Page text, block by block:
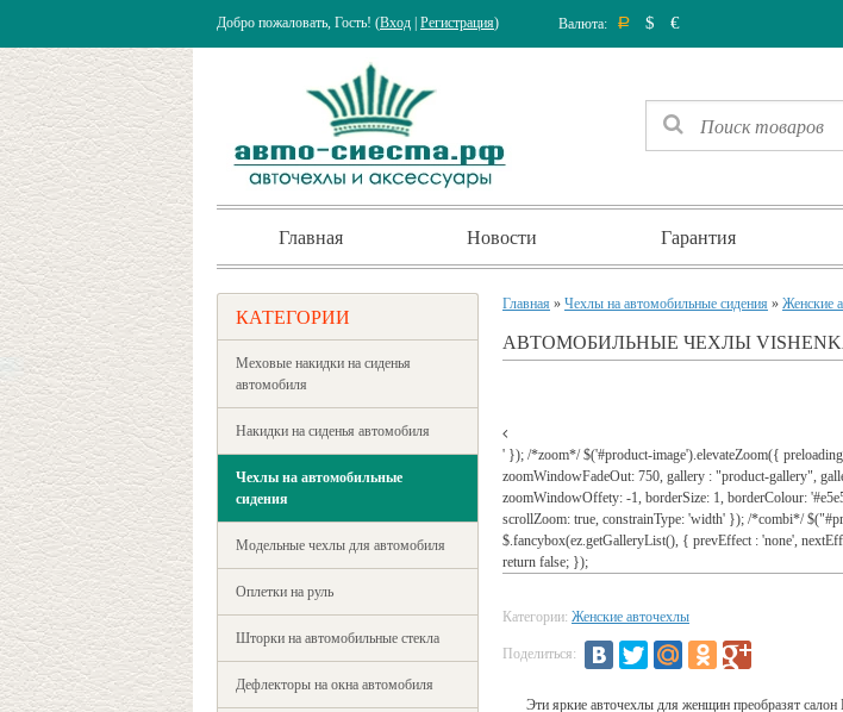
Добро пожаловать, Гость! (Вход Регистрация) Валюта: Р $ €
Главная Новости Гарантия
КАТЕГОРИИ
Меховые накидки на сиденья
автомобиля
Накидки на сиденья автомобиля
Чехлы на автомобильные
сидения
Модельные чехлы для автомобиля
Оплетки на руль
Шторки на автомобильные стекла
Дефлекторы на окна автомобиля
Главная » Чехлы на автомобильные сидения » Женские
АВТОМОБИЛЬНЫЕ ЧЕХЛЫ
' }); /*zoom*/ $('#product-image').elevateZoom({
zoomWindowFadeOut: 750, gallery : "product-gallery",
zoomWindowOffety: -1, borderSize: 1, borderColour:
scrollZoom: true, constrainType: 'width' }); /*combi*/
$.fancybox(ez.getGalleryList(), { prevEffect : 'none',
return false; });
Категории: Женские авточехлы
Поделиться:
Эти яркие авточехлы для женщин преобразят